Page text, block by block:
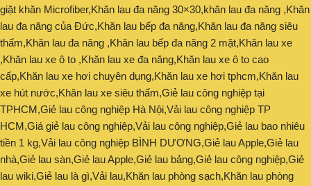
giặt khăn Microfiber,Khăn lau đa năng 30×30,khăn lau đa năng ,Khăn
lau đa năng của Đức,Khăn lau bếp đa năng,Khăn lau đa năng siêu
thấm,Khăn lau đa năng ,Khăn lau bếp đa năng 2 mặt,Khăn lau xe
,Khăn lau xe ô to ,Khăn lau xe đa năng,Khăn lau xe ô to cao
cấp,Khăn lau xe hơi chuyên dụng,Khăn lau xe hơi tphcm,Khăn lau
xe hút nước,Khăn lau xe siêu thấm,Giẻ lau công nghiệp tại
TPHCM,Giẻ lau công nghiệp Hà Nội,Vải lau công nghiệp TP
HCM,Giá giẻ lau công nghiệp,Vải lau công nghiệp,Giẻ lau bao nhiêu
tiền 1 kg,Vải lau công nghiệp BÌNH DƯƠNG,Giẻ lau Apple,Giẻ lau
nhà,Giẻ lau sàn,Giẻ lau Apple,Giẻ lau bảng,Giẻ lau công nghiệp,Giẻ
lau wiki,Giẻ lau là gì,Vải lau,Khăn lau phòng sạch,Khăn lau phòng